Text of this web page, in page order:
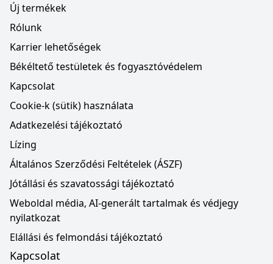
Új termékek
Rólunk
Karrier lehetőségek
Békéltető testületek és fogyasztóvédelem
Kapcsolat
Cookie-k (sütik) használata
Adatkezelési tájékoztató
Lízing
Általános Szerződési Feltételek (ÁSZF)
Jótállási és szavatossági tájékoztató
Weboldal média, AI-generált tartalmak és védjegy
nyilatkozat
Elállási és felmondási tájékoztató
Kapcsolat